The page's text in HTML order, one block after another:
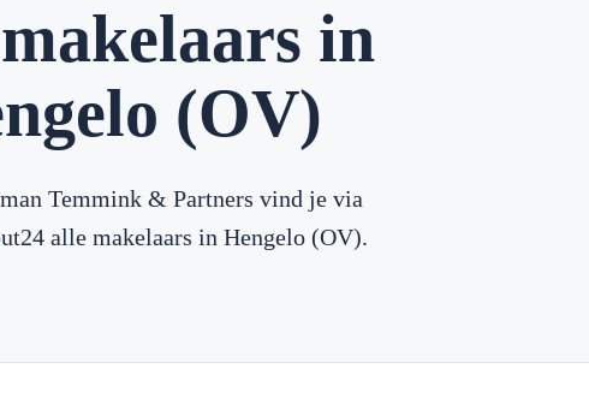
in
(OV)
Temmink & Partners vind je via
alle makelaars in Hengelo (OV).